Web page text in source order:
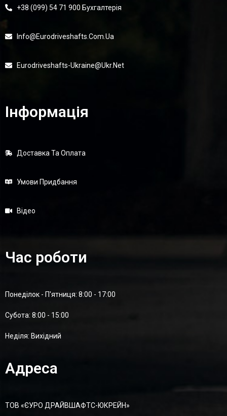
+38 (099) 54 71 900 Бухгалтерія
Info@eurodriveshafts.com.ua
Eurodriveshafts-Ukraine@ukr.net
Інформація
Доставка Та Оплата
Умови Придбання
Відео
Час роботи
Понеділок - П'ятниця: 8:00 - 17:00
Суботa: 8:00 - 15:00
Неділя: Вихідний
Адреса
ТОВ «ЄУРО ДРАЙВШАФТC-ЮКРЕЙН»